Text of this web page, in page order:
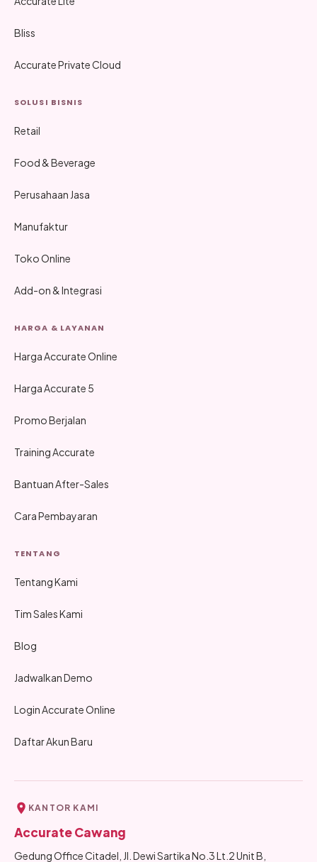
Bliss
Accurate Private Cloud
SOLUSI BISNIS
Retail
Food & Beverage
Perusahaan Jasa
Manufaktur
Toko Online
Add-on & Integrasi
HARGA & LAYANAN
Harga Accurate Online
Harga Accurate 5
Promo Berjalan
Training Accurate
Bantuan After-Sales
Cara Pembayaran
TENTANG
Tentang Kami
Tim Sales Kami
Blog
Jadwalkan Demo
Login Accurate Online
Daftar Akun Baru
KANTOR KAMI
Accurate Cawang
Gedung Office Citadel, Jl. Dewi Sartika No.3 Lt.2 Unit B,